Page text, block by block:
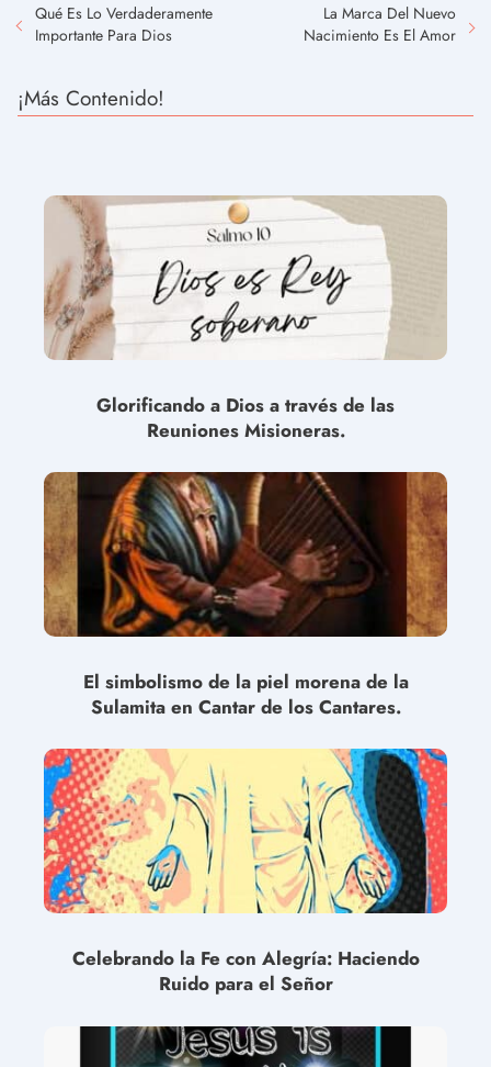
Qué Es Lo Verdaderamente
Importante Para Dios
La Marca Del Nuevo
Nacimiento Es El Amor
¡Más Contenido!
Glorificando a Dios a través de las
Reuniones Misioneras.
El simbolismo de la piel morena de la
Sulamita en Cantar de los Cantares.
Celebrando la Fe con Alegría: Haciendo
Ruido para el Señor